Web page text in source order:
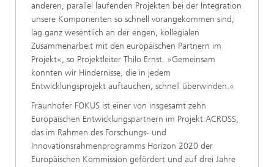
anderen, parallel laufenden Projekten bei der Integration
unsere Komponenten so schnell vorangekommen sind,
lag ganz wesentlich an der engen, kollegialen
Zusammenarbeit mit den europäischen Partnern im
Projekt«, so Projektleiter Thilo Ernst. »Gemeinsam
konnten wir Hindernisse, die in jedem
Entwicklungsprojekt auftauchen, schnell überwinden.«
Fraunhofer FOKUS ist einer von insgesamt zehn
Europäischen Entwicklungspartnern im Projekt ACROSS,
das im Rahmen des Forschungs- und
Innovationsrahmenprogramms Horizon 2020 der
Europäischen Kommission gefördert und auf drei Jahre